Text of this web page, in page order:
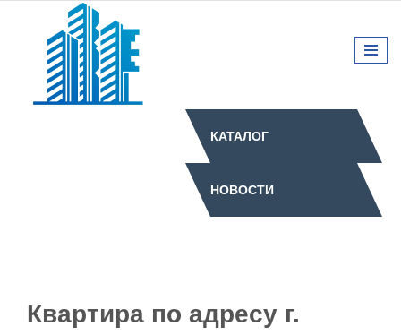
КАТАЛОГ
НОВОСТИ
Квартира по адресу г.